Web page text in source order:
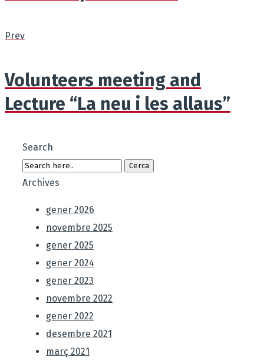
Prev
Volunteers meeting and
Lecture “La neu i les allaus”
Search
Archives
gener 2026
novembre 2025
gener 2025
gener 2024
gener 2023
novembre 2022
gener 2022
desembre 2021
març 2021